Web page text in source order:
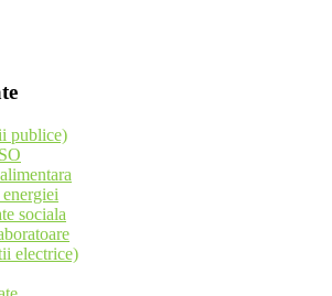
publice)
sociala
electrice)